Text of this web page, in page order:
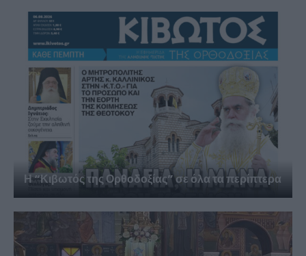
Η “Κιβωτός της Ορθοδοξίας” σε όλα τα περίπτερα